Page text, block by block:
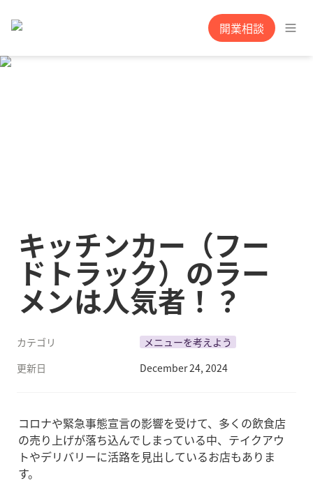
開業相談
キッチンカー（フー
ドトラック）のラー
メンは人気者！？
カテゴリ
メニューを考えよう
更新日
December 24, 2024
コロナや緊急事態宣言の影響を受けて、多くの飲食店
の売り上げが落ち込んでしまっている中、テイクアウ
トやデリバリーに活路を見出しているお店もありま
す。